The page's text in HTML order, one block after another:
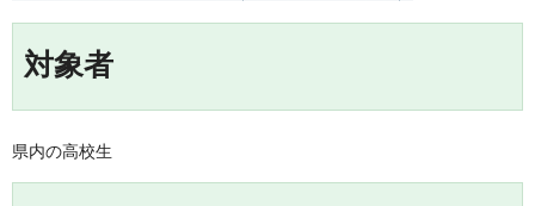
対象者
県内の高校生